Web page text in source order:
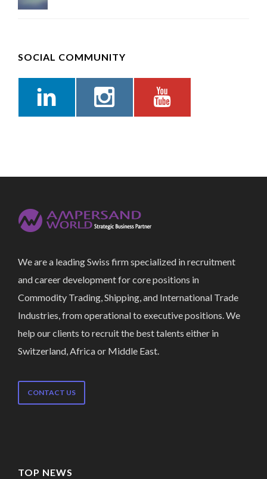
SOCIAL COMMUNITY
We are a leading Swiss firm specialized in recruitment
and career development for core positions in
Commodity Trading, Shipping, and International Trade
Industries, from operational to executive positions. We
help our clients to recruit the best talents either in
Switzerland, Africa or Middle East.
CONTACT US
TOP NEWS